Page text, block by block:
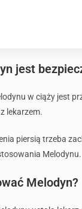
jest
w ciąży jest
lekarzem.
piersią trzeba
Melodynu.
Melodyn?